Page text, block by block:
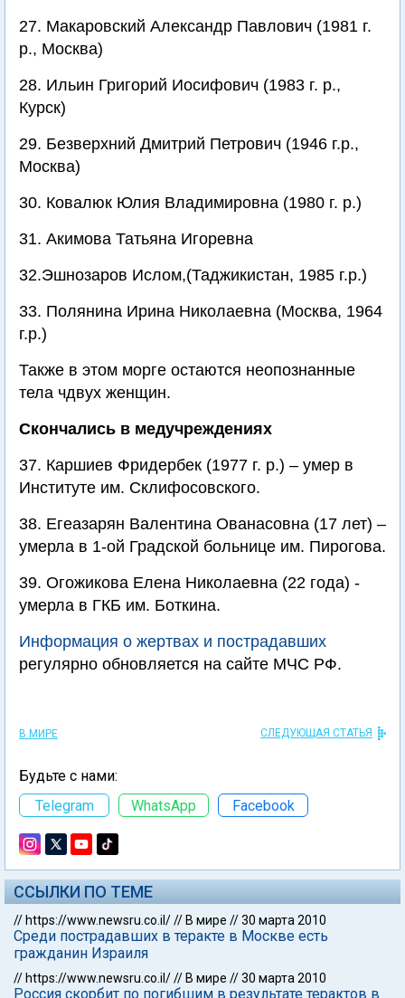
27. Макаровский Александр Павлович (1981 г.
р., Москва)
28. Ильин Григорий Иосифович (1983 г. р.,
Курск)
29. Безверхний Дмитрий Петрович (1946 г.р.,
Москва)
30. Ковалюк Юлия Владимировна (1980 г. р.)
31. Акимова Татьяна Игоревна
32.Эшнозаров Ислом,(Таджикистан, 1985 г.р.)
33. Полянина Ирина Николаевна (Москва, 1964
г.р.)
Также в этом морге остаются неопознанные
тела чдвух женщин.
Скончались в медучреждениях
37. Каршиев Фридербек (1977 г. р.) – умер в
Институте им. Склифосовского.
38. Егеазарян Валентина Ованасовна (17 лет) –
умерла в 1-ой Градской больнице им. Пирогова.
39. Огожикова Елена Николаевна (22 года) -
умерла в ГКБ им. Боткина.
Информация о жертвах и пострадавших
регулярно обновляется на сайте МЧС РФ.
В МИРЕ СЛЕДУЮЩАЯ СТАТЬЯ
Будьте с нами:
Telegram
WhatsApp Facebook
ССЫЛКИ ПО ТЕМЕ
// https://www.newsru.co.il/// В мире //30 марта 2010
Среди пострадавших в теракте в Москве есть
гражданин Израиля
// https://www.newsru.co.il/// В мире //30 марта 2010
Россия скорбит по погибшим в результате терактов в